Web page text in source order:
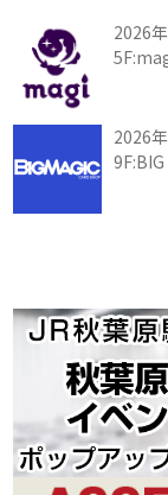
2026
2026